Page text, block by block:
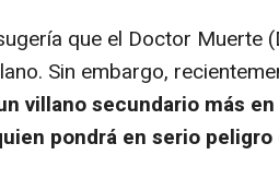
que el Doctor Muerte
Sin embargo,
villano secundario más
pondrá en serio peligro